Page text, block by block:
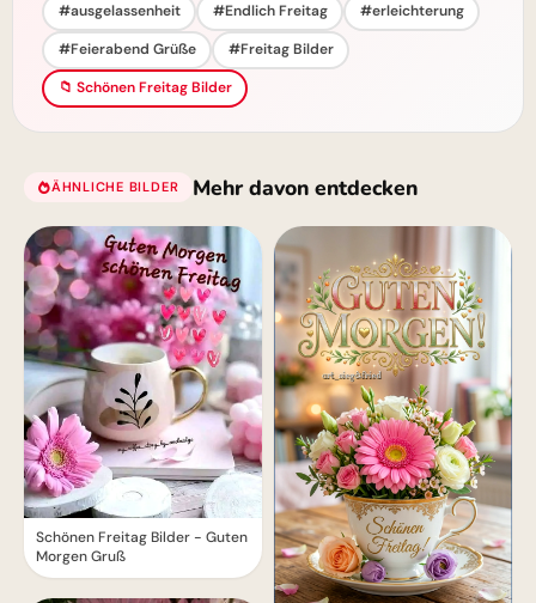
#ausgelassenheit #Endlich Freitag
#erleichterung
#Feierabend Grüße
#Freitag Bilder
📁 Schönen Freitag Bilder
ÄHNLICHE BILDER Mehr davon entdecken
Schönen Freitag Bilder - Guten
Morgen Gruß